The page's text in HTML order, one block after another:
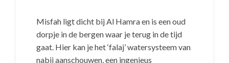
Misfah ligt dicht bij Al Hamra en is een oud
dorpje in de bergen waar je terug in de tijd
gaat. Hier kan je het ‘falaj’ watersysteem van
nabij aanschouwen, een ingenieus